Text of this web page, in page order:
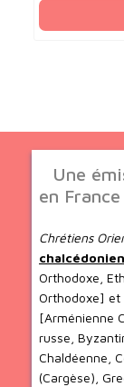
Une
en France
Chrétiens
Orthodoxe,
Orthodoxe] et
[Arménienne
russe,
Chaldéenne,
(Cargèse),